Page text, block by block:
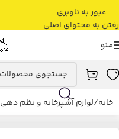
عبور به ناوبری
رفتن به محتوای اصلی
منو
خانه/لوازم آشپزخانه و نظم دهی